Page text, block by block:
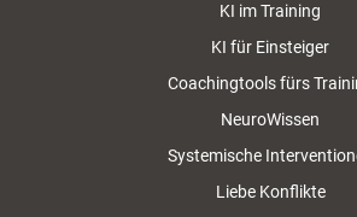
KI im Training
KI für Einsteiger
Coachingtools fürs
NeuroWissen
Systemische
Liebe Konflikte